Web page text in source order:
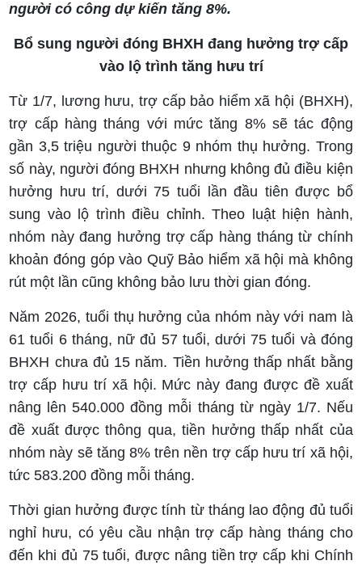
người có công dự kiến tăng 8%.
Bổ sung người đóng BHXH đang hưởng trợ cấp
vào lộ trình tăng hưu trí
Từ 1/7, lương hưu, trợ cấp bảo hiểm xã hội (BHXH),
trợ cấp hàng tháng với mức tăng 8% sẽ tác động
gần 3,5 triệu người thuộc 9 nhóm thụ hưởng. Trong
số này, người đóng BHXH nhưng không đủ điều kiện
hưởng hưu trí, dưới 75 tuổi lần đầu tiên được bổ
sung vào lộ trình điều chỉnh. Theo luật hiện hành,
nhóm này đang hưởng trợ cấp hàng tháng từ chính
khoản đóng góp vào Quỹ Bảo hiểm xã hội mà không
rút một lần cũng không bảo lưu thời gian đóng.
Năm 2026, tuổi thụ hưởng của nhóm này với nam là
61 tuổi 6 tháng, nữ đủ 57 tuổi, dưới 75 tuổi và đóng
BHXH chưa đủ 15 năm. Tiền hưởng thấp nhất bằng
trợ cấp hưu trí xã hội. Mức này đang được đề xuất
nâng lên 540.000 đồng mỗi tháng từ ngày 1/7. Nếu
đề xuất được thông qua, tiền hưởng thấp nhất của
nhóm này sẽ tăng 8% trên nền trợ cấp hưu trí xã hội,
tức 583.200 đồng mỗi tháng.
Thời gian hưởng được tính từ tháng lao động đủ tuổi
nghỉ hưu, có yêu cầu nhận trợ cấp hàng tháng cho
đến khi đủ 75 tuổi, được nâng tiền trợ cấp khi Chính